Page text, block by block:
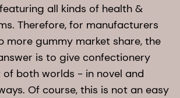
all kinds of health &
Therefore, for manufacturers
more gummy market share, the
is to give confectionery
of both worlds - in novel and
Of course, this is not an easy